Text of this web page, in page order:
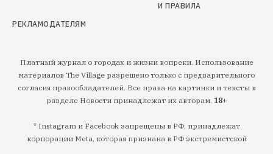
И ПРАВИЛА
РЕКЛАМОДАТЕЛЯМ
Платный журнал о городах и жизни вопреки. Использование
материалов The Village разрешено только с предварительного
согласия правообладателей. Все права на картинки и тексты в
разделе Новости принадлежат их авторам. 18+
* Instagram и Facebook запрещены в РФ; принадлежат
корпорации Meta, которая признана в РФ экстремистской